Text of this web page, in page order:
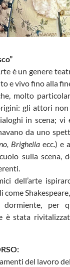
è un genere
e vivo fino alla
molto
gli attori
in scena; vi
da uno
Brighella ecc.) e
sulla scena,
dell’arte
dormiente, per
è stata
del lavoro